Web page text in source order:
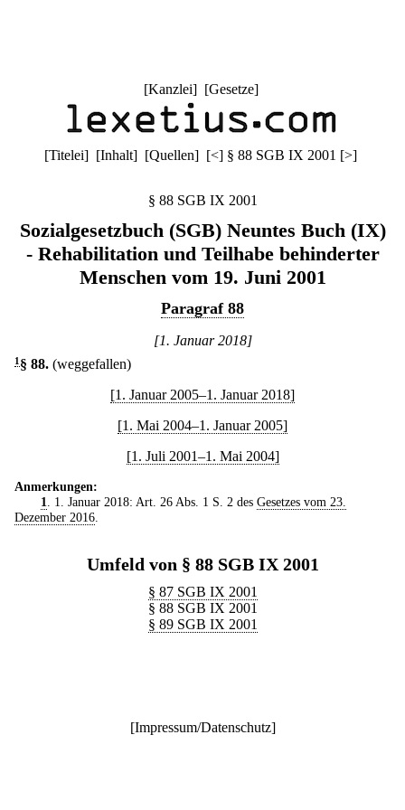
[Kanzlei] [Gesetze]
[Titelei] [Inhalt] [Quellen] [<] § 88 SGB IX 2001 [>]
§ 88 SGB IX 2001
Sozialgesetzbuch (SGB) Neuntes Buch (IX)
- Rehabilitation und Teilhabe behinderter
Menschen vom 19. Juni 2001
Paragraf 88
[1. Januar 2018]
1 § 88. (weggefallen)
[1. Januar 2005–1. Januar 2018]
[1. Mai 2004–1. Januar 2005]
[1. Juli 2001–1. Mai 2004]
Anmerkungen:
1
. 1. Januar 2018: Art. 26 Abs. 1 S. 2 des Gesetzes vom 23.
Dezember 2016
Umfeld von § 88 SGB IX 2001
§ 87 SGB IX 2001
§ 88 SGB IX 2001
§ 89 SGB IX 2001
[Impressum/Datenschutz]